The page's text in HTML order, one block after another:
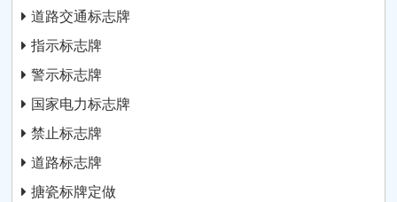
道路交通标志牌
指示标志牌
警示标志牌
国家电力标志牌
禁止标志牌
道路标志牌
搪瓷标牌定做